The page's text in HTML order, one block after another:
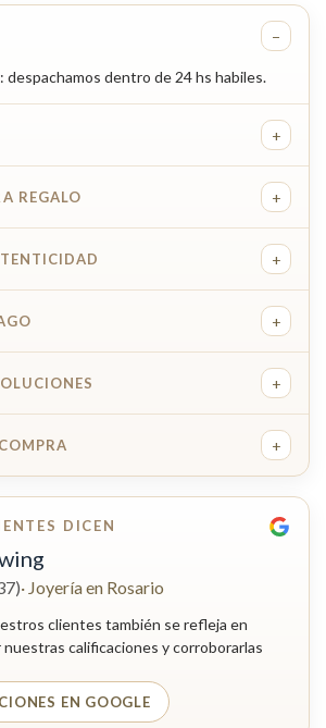
−
dentro de 24 hs habiles.
+
REGALO +
+
+
+
+
DICEN
· Joyería en Rosario
clientes también se refleja en
calificaciones y corroborarlas
EN GOOGLE